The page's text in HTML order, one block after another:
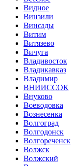
Видное
Винзили
Винсады
Витим
Витязево
Вичуга
Владивосток
Владикавказ
Владимир
ВНИИССОК
Внуково
Воеводовка
Вознесенка
Волгоград
Волгодонск
Волгореченск
Волжск
Волжский